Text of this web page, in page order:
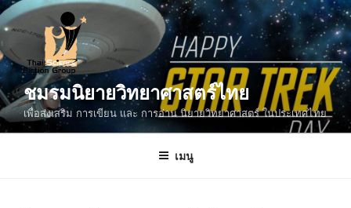
ข้าม
ไป
ยัง
บทความ
ชมรมนิยายวิทยาศาสตร์ไทย
เพื่อส่งเสริม การเขียน และ การอ่าน นิยายวิทยาศาสตร์ ในประเทศไทย
เมนู